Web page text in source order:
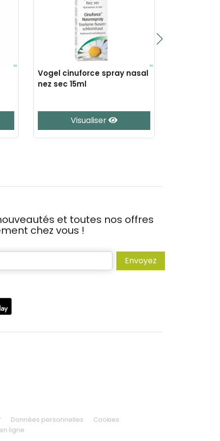
Vogel cinuforce spray nasal
nez sec 15ml
Visualiser
et toutes nos offres
chez vous !
Envoyez
Données personnelles
Cookies
ligne